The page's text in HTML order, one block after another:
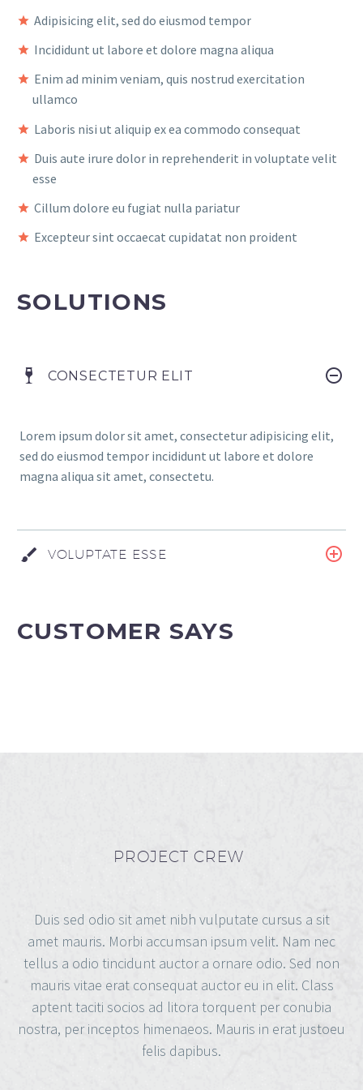
Adipisicing elit, sed do eiusmod tempor
Incididunt ut labore et dolore magna aliqua
Enim ad minim veniam, quis nostrud exercitation
ullamco
Laboris nisi ut aliquip ex ea commodo consequat
Duis aute irure dolor in reprehenderit in voluptate velit
esse
Cillum dolore eu fugiat nulla pariatur
Excepteur sint occaecat cupidatat non proident
SOLUTIONS
CONSECTETUR ELIT
Lorem ipsum dolor sit amet, consectetur adipisicing elit,
sed do eiusmod tempor incididunt ut labore et dolore
magna aliqua sit amet, consectetu.
VOLUPTATE ESSE
CUSTOMER SAYS
PROJECT CREW
Duis sed odio sit amet nibh vulputate cursus a sit
amet mauris. Morbi accumsan ipsum velit. Nam nec
tellus a odio tincidunt auctor a ornare odio. Sed non
mauris vitae erat consequat auctor eu in elit. Class
aptent taciti socios ad litora torquent per conubia
nostra, per inceptos himenaeos. Mauris in erat justoeu
felis dapibus.